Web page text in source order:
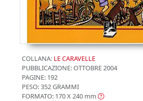
COLLANA: LE CARAVELLE
PUBBLICAZIONE:OTTOBRE 2004
PAGINE: 192
PESO: 352 GRAMMI
FORMATO: 170 X 240 mm